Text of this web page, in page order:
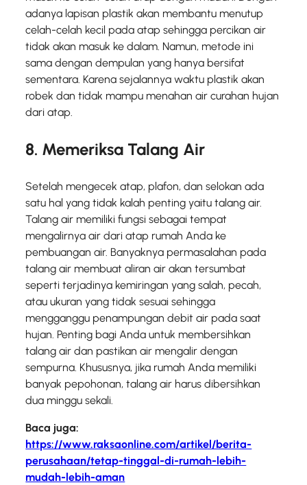
adanya lapisan plastik akan membantu menutup
celah-celah kecil pada atap sehingga percikan air
tidak akan masuk ke dalam. Namun, metode ini
sama dengan dempulan yang hanya bersifat
sementara. Karena sejalannya waktu plastik akan
robek dan tidak mampu menahan air curahan hujan
dari atap.
8. Memeriksa Talang Air
Setelah mengecek atap, plafon, dan selokan ada
satu hal yang tidak kalah penting yaitu talang air.
Talang air memiliki fungsi sebagai tempat
mengalirnya air dari atap rumah Anda ke
pembuangan air. Banyaknya permasalahan pada
talang air membuat aliran air akan tersumbat
seperti terjadinya kemiringan yang salah, pecah,
atau ukuran yang tidak sesuai sehingga
mengganggu penampungan debit air pada saat
hujan. Penting bagi Anda untuk membersihkan
talang air dan pastikan air mengalir dengan
sempurna. Khususnya, jika rumah Anda memiliki
banyak pepohonan, talang air harus dibersihkan
dua minggu sekali.
Baca juga:
https://www.raksaonline.com/artikel/berita-
perusahaan/tetap-tinggal-di-rumah-lebih-
mudah-lebih-aman